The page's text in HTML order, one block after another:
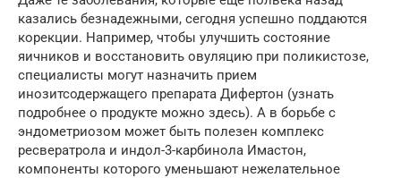
казались безнадежными, сегодня успешно поддаются
корекции. Например, чтобы улучшить состояние
яичников и восстановить овуляцию при поликистозе,
специалисты могут назначить прием
инозитсодержащего препарата Дифертон (узнать
подробнее о продукте можно здесь). А в борьбе с
эндометриозом может быть полезен комплекс
ресвератрола и индол-3-карбинола Имастон,
компоненты которого уменьшают нежелательное